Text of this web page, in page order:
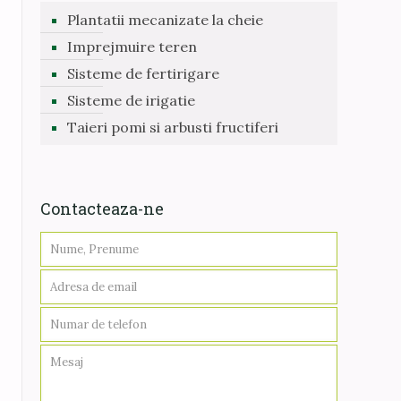
Plantatii mecanizate la cheie
Imprejmuire teren
Sisteme de fertirigare
Sisteme de irigatie
Taieri pomi si arbusti fructiferi
Contacteaza-ne